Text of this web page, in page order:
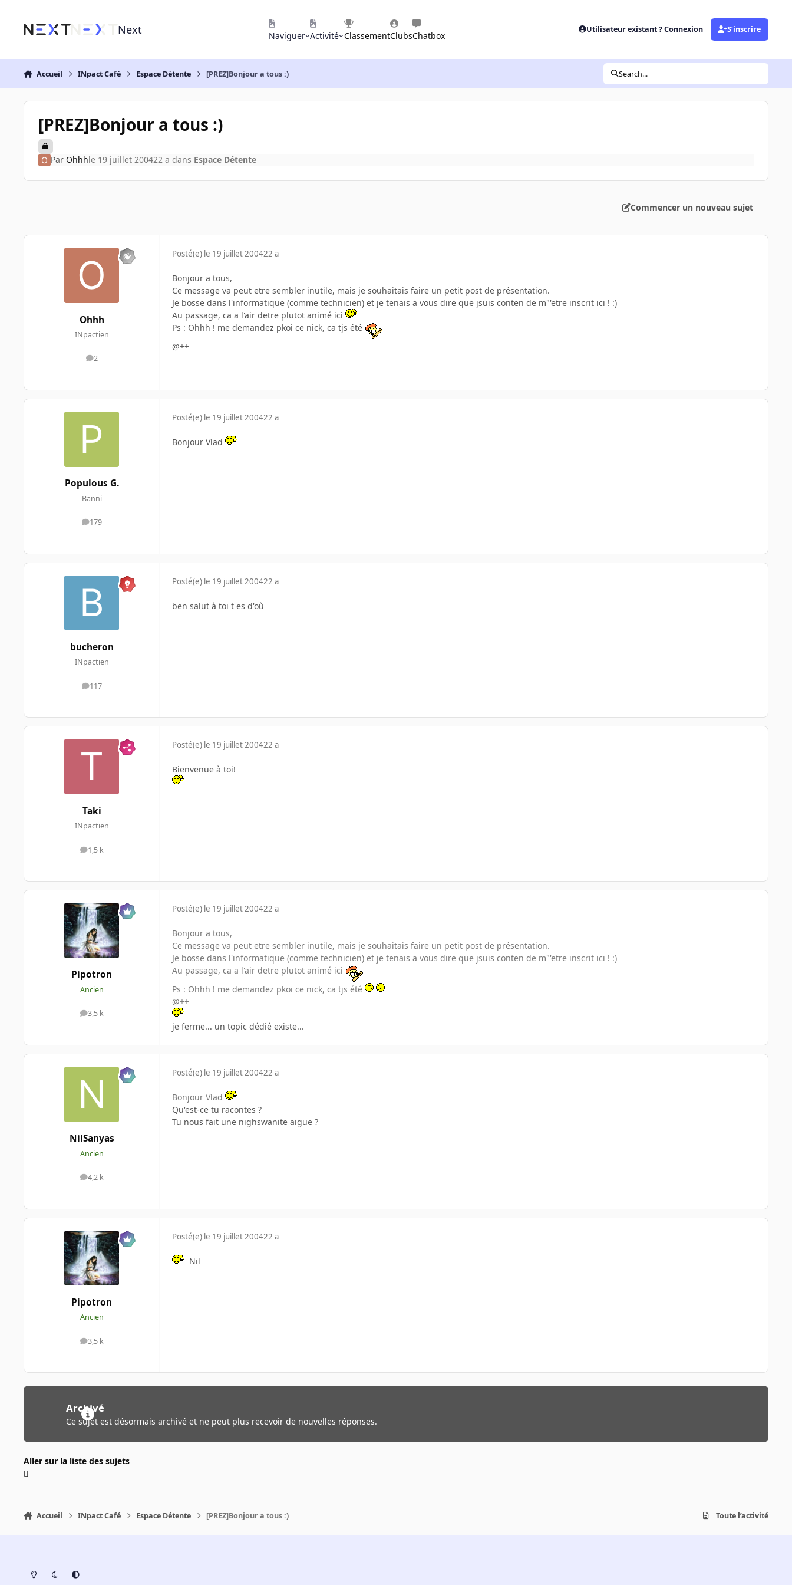
Next Naviguer Activité ClassementClubsChatbox
Utilisateur existant ? Connexion S’inscrire
Accueil INpact Café Espace Détente [PREZ]Bonjour a tous :) Search...
[PREZ]Bonjour a tous :)
Par Ohhhle 19 juillet 200422 a dans Espace Détente
Commencer un nouveau sujet
Ohhh
INpactien
2
messages
Posté(e) le 19 juillet 200422 a
Bonjour a tous,
Ce message va peut etre sembler inutile, mais je souhaitais faire un petit post de présentation.
Je bosse dans l'informatique (comme technicien) et je tenais a vous dire que jsuis conten de m"'etre inscrit ici ! :)
Au passage, ca a l'air detre plutot animé ici
Ps : Ohhh ! me demandez pkoi ce nick, ca tjs été
@++
Populous G.
Banni
179
messages
Posté(e) le 19 juillet 200422 a
Bonjour Vlad
bucheron
INpactien
117
messages
Posté(e) le 19 juillet 200422 a
ben salut à toi t es d'où
Taki
INpactien
1,5 k
messages
Posté(e) le 19 juillet 200422 a
Bienvenue à toi!
Pipotron
Ancien
3,5 k
messages
Posté(e) le 19 juillet 200422 a
Bonjour a tous,
Ce message va peut etre sembler inutile, mais je souhaitais faire un petit post de présentation.
Je bosse dans l'informatique (comme technicien) et je tenais a vous dire que jsuis conten de m"'etre inscrit ici ! :)
Au passage, ca a l'air detre plutot animé ici
Ps : Ohhh ! me demandez pkoi ce nick, ca tjs été
@++
je ferme... un topic dédié existe...
NilSanyas
Ancien
4,2 k
messages
Posté(e) le 19 juillet 200422 a
Bonjour Vlad
Qu'est-ce tu racontes ?
Tu nous fait une nighswanite aigue ?
Pipotron
Ancien
3,5 k
messages
Posté(e) le 19 juillet 200422 a
Nil
Archivé
Ce sujet est désormais archivé et ne peut plus recevoir de nouvelles réponses.
Aller sur la liste des sujets
Accueil INpact Café Espace Détente [PREZ]Bonjour a tous :) Toute l’activité
Light ModeDark ModeSystem Preference